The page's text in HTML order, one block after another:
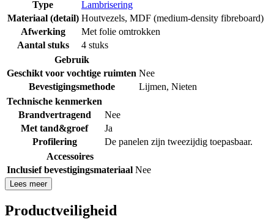
Type
Lambrisering
Materiaal (detail) Houtvezels, MDF (medium-density fibreboard)
Afwerking
Met folie omtrokken
Aantal stuks
4 stuks
Gebruik
Geschikt voor vochtige ruimten Nee
Bevestigingsmethode
Lijmen, Nieten
Technische kenmerken
Brandvertragend
Nee
Met tand&groef
Ja
Profilering
De panelen zijn tweezijdig toepasbaar.
Accessoires
Inclusief bevestigingsmateriaal Nee
Lees meer
Productveiligheid